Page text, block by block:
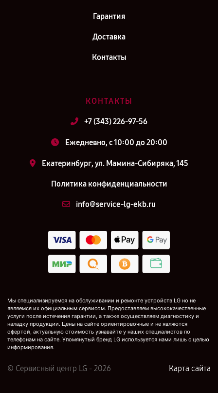
Гарантия
Доставка
Контакты
КОНТАКТЫ
+7 (343) 226-97-56
Ежедневно, с 10:00 до 20:00
Екатеринбург, ул. Мамина-Сибиряка, 145
Политика конфиденциальности
info@service-lg-ekb.ru
Мы специализируемся на обслуживании и ремонте устройств LG но не
являемся их официальным сервисом. Предоставляем высококачественные
услуги после истечения гарантии, а также осуществляем диагностику и
наладку продукции. Цены на сайте ориентировочные и не являются
офертой, актуальную стоимость узнавайте у наших специалистов по
телефонам на сайте. Упомянутый бренд LG используется нами лишь с целью
информирования.
© Сервисный центр LG - 2026 Карта сайта